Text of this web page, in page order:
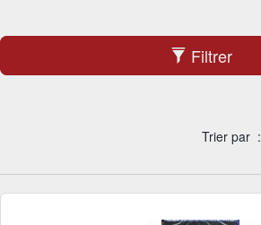
Filtrer
Trier par :